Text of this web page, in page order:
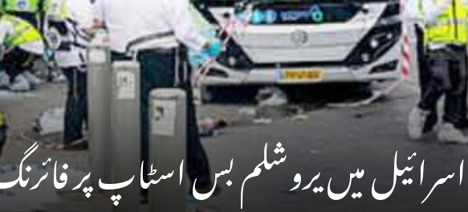
اسرائیل میں یروشلم بس اسٹاپ پر فائرنگ، 5